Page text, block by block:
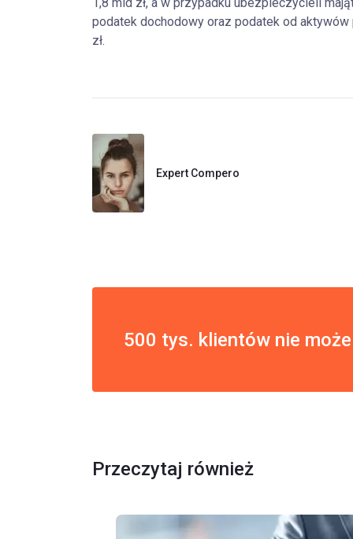
podatek dochodowy oraz podatek od aktywów
zł.
Expert Compero
500 tys. klientów nie
Przeczytaj również